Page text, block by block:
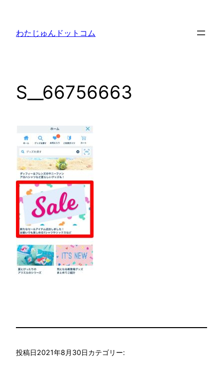
わたじゅんドットコム
S__66756663
投稿日2021年8月30日カテゴリー: